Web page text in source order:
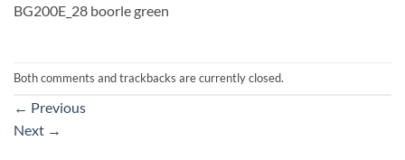
BG200E_28 boorle green
Both comments and trackbacks are currently closed.
← Previous
Next →